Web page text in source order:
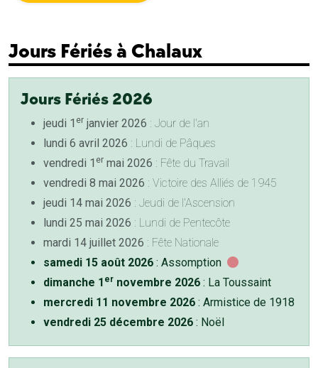
Jours Fériés à Chalaux
Jours Fériés 2026
jeudi 1 er janvier 2026 : Jour de l'an
lundi 6 avril 2026 : Lundi de Pâques
vendredi 1 er mai 2026 : Fête du Travail
vendredi 8 mai 2026 : Victoire des Alliés de 1945
jeudi 14 mai 2026 : Jeudi de l'Ascension
lundi 25 mai 2026 : Lundi de Pentecôte
mardi 14 juillet 2026 : Fête Nationale
samedi 15 août 2026 : Assomption
dimanche 1 er novembre 2026 : La Toussaint
mercredi 11 novembre 2026 : Armistice de 1918
vendredi 25 décembre 2026 : Noël